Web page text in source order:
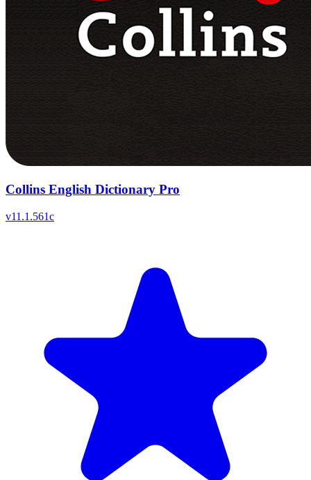
Collins English Dictionary Pro
v11.1.561c